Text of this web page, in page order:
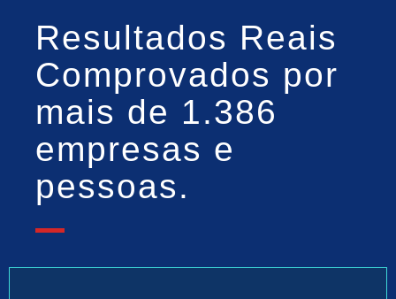
Resultados Reais
Comprovados por
mais de 1.386
empresas e
pessoas.